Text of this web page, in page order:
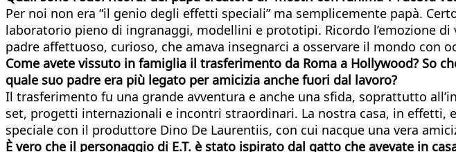
Per noi non era “il genio degli effetti speciali” ma semplicemente papà.
laboratorio pieno di ingranaggi, modellini e prototipi. Ricordo l’emozione
padre affettuoso, curioso, che amava insegnarci a osservare il mondo con
Come avete vissuto in famiglia il trasferimento da Roma a Hollywood? So
quale suo padre era più legato per amicizia anche fuori dal lavoro?
Il trasferimento fu una grande avventura e anche una sfida, soprattutto
set, progetti internazionali e incontri straordinari. La nostra casa, in
speciale con il produttore Dino De Laurentiis, con cui nacque una vera
È vero che il personaggio di E.T. è stato ispirato dal gatto che avevate in